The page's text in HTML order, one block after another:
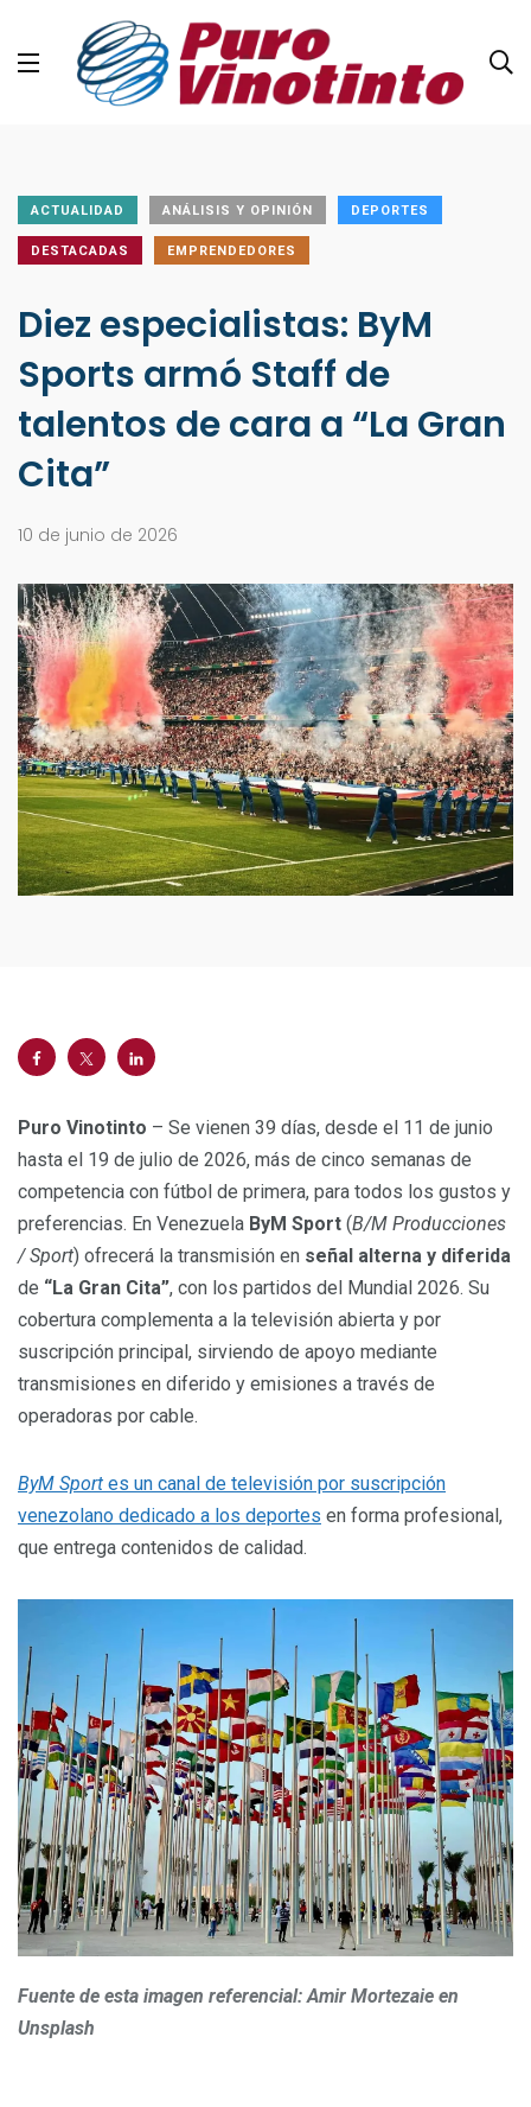
ACTUALIDAD ANÁLISIS Y OPINIÓN DEPORTES
DESTACADAS EMPRENDEDORES
Diez especialistas: ByM
Sports armó Staff de
talentos de cara a “La Gran
Cita”
10 de junio de 2026
Puro Vinotinto – Se vienen 39 días, desde el 11 de junio
hasta el 19 de julio de 2026, más de cinco semanas de
competencia con fútbol de primera, para todos los gustos y
preferencias. En Venezuela ByM Sport (B/M Producciones
/ Sport) ofrecerá la transmisión en señal alterna y diferida
de “La Gran Cita”, con los partidos del Mundial 2026. Su
cobertura complementa a la televisión abierta y por
suscripción principal, sirviendo de apoyo mediante
transmisiones en diferido y emisiones a través de
operadoras por cable.
ByM Sport es un canal de televisión por suscripción
venezolano dedicado a los deportes en forma profesional,
que entrega contenidos de calidad.
Fuente de esta imagen referencial: Amir Mortezaie en
Unsplash